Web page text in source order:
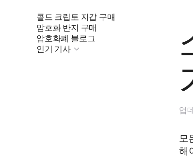
콜드 크립토 지갑 구매
암호화 반지 구매
암호화폐 블로그
인기 기사
업
모
해